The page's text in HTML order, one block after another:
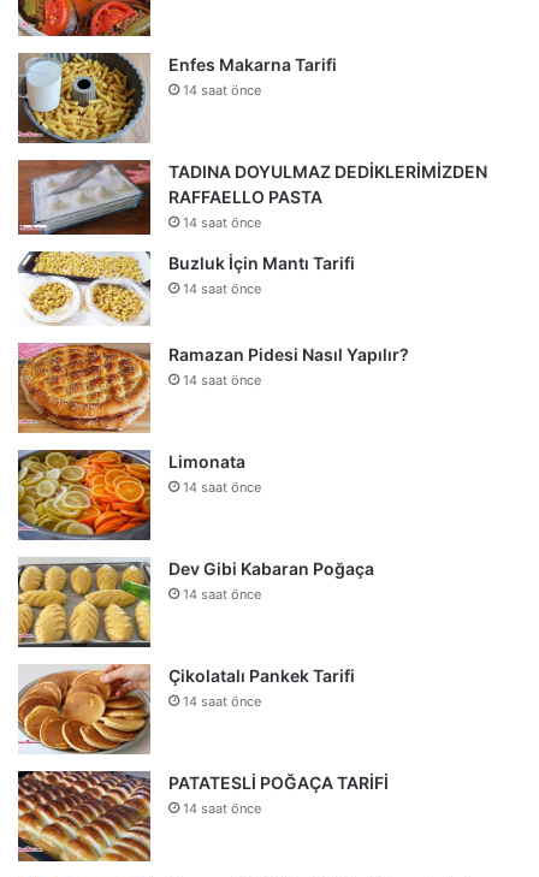
Enfes Makarna Tarifi
14 saat önce
TADINA DOYULMAZ DEDİKLERİMİZDEN
RAFFAELLO PASTA
14 saat önce
Buzluk İçin Mantı Tarifi
14 saat önce
Ramazan Pidesi Nasıl Yapılır?
14 saat önce
Limonata
14 saat önce
Dev Gibi Kabaran Poğaça
14 saat önce
Çikolatalı Pankek Tarifi
14 saat önce
PATATESLİ POĞAÇA TARİFİ
14 saat önce